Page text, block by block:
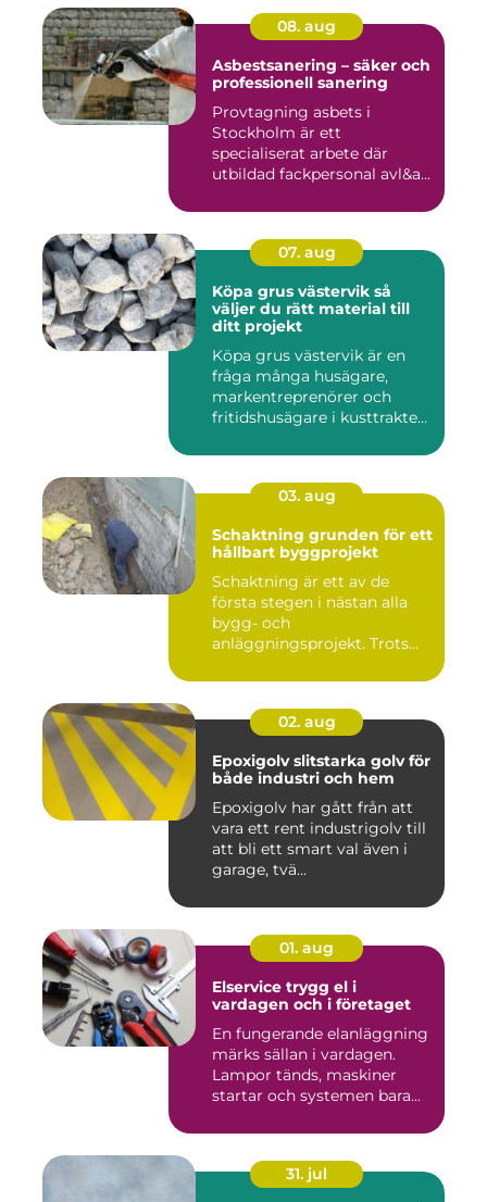
08. aug
Asbestsanering – säker och
professionell sanering
Provtagning asbets i
Stockholm är ett
specialiserat arbete där
utbildad fackpersonal avl&a...
07. aug
Köpa grus västervik så
väljer du rätt material till
ditt projekt
Köpa grus västervik är en
fråga många husägare,
markentreprenörer och
fritidshusägare i kusttrakten
03. aug
Schaktning grunden för ett
hållbart byggprojekt
Schaktning är ett av de
första stegen i nästan alla
bygg- och
anläggningsprojekt. Trots
02. aug
Epoxigolv slitstarka golv för
både industri och hem
Epoxigolv har gått från att
vara ett rent industrigolv till
att bli ett smart val även i
garage, tvä...
01. aug
Elservice trygg el i
vardagen och i företaget
En fungerande elanläggning
märks sällan i vardagen.
Lampor tänds, maskiner
startar och systemen bara...
31. jul